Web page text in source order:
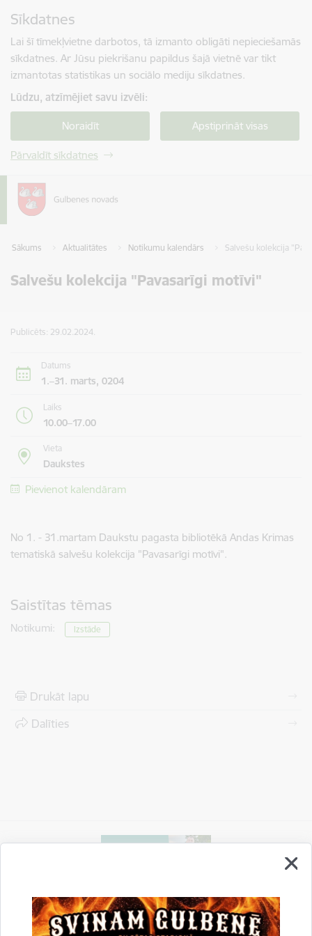
Sīkdatnes
Lai šī tīmekļvietne darbotos, tā izmanto obligāti nepieciešamās
sīkdatnes. Ar Jūsu piekrišanu papildus šajā vietnē var tikt
izmantotas statistikas un sociālo mediju sīkdatnes.
Lūdzu, atzīmējiet savu izvēli:
Noraidīt Apstiprināt visas
Pārvaldīt sīkdatnes
Sākums Aktualitātes Notikumu kalendārs Salvešu kolekcija
Salvešu kolekcija "Pavasarīgi motīvi"
Publicēts: 29.02.2024.
Datums
1.–31. marts, 0204
Laiks
10.00–17.00
Vieta
Daukstes
Pievienot kalendāram
No 1. - 31.martam Daukstu pagasta bibliotēkā Andas Krimas
tematiskā salvešu kolekcija "Pavasarīgi motīvi".
Saistītas tēmas
Notikumi: Izstāde
Drukāt lapu
Dalīties